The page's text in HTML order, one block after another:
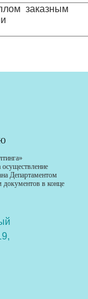
заказным
осуществление
Департаментом
документов в конце